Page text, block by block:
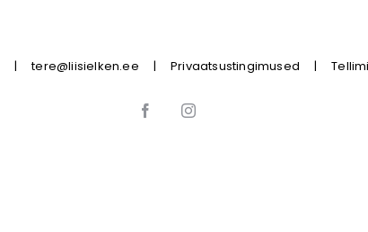
|tere@liisielken.ee | Privaatsustingimused |
FacebookInstagram